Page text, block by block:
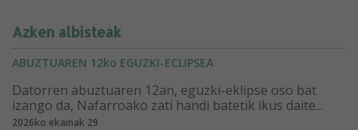
Azken albisteak
ABUZTUAREN 12ko EGUZKI-ECLIPSEA
Datorren abuztuaren 12an, eguzki-eklipse oso bat
izango da, Nafarroako zati handi batetik ikus daite...
2026ko ekainak 29